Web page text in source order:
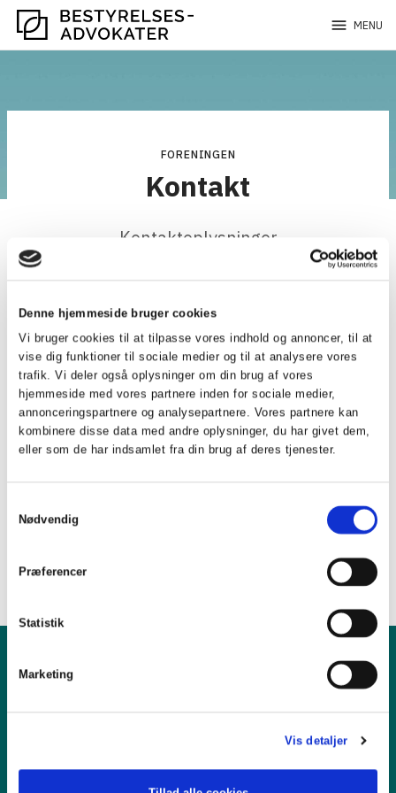
Denne hjemmeside bruger cookies
Vi bruger cookies til at tilpasse vores indhold og annoncer, til at
vise dig funktioner til sociale medier og til at analysere vores
trafik. Vi deler også oplysninger om din brug af vores
hjemmeside med vores partnere inden for sociale medier,
annonceringspartnere og analysepartnere. Vores partnere kan
kombinere disse data med andre oplysninger, du har givet dem,
eller som de har indsamlet fra din brug af deres tjenester.
Nødvendig
Præferencer
Statistik
Marketing
Vis detaljer
menu MENU
FORENINGEN
Kontakt
Kontaktoplysninger
Bestyrelsesadvokater
c/o Danske Advokater
1620 København V.
Tlf. 33 43 70 00
Att.: Annette Lerche
ale@danskeadvokater.dk
Mandag til torsdag fra kl. 9.00 - 15.30
Fredag fra kl. 9.00 - 15.00
Kontakt os
T +45 33437009